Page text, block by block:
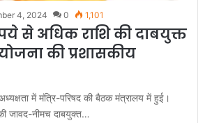
4, 2024 0 1,101
से अधिक राशि की दाबयुक्त
की प्रशासकीय
में मंत्रि-परिषद की बैठक मंत्रालय में हुई।
की जावद-नीमच दाबयुक्त…